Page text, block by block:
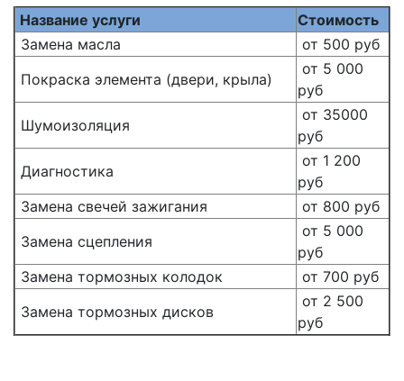
Название услуги
Стоимость
Замена масла
от 500 руб
Покраска элемента (двери, крыла)
от 5 000
руб
Шумоизоляция
от 35000
руб
Диагностика
от 1 200
руб
Замена свечей зажигания
от 800 руб
Замена сцепления
от 5 000
руб
Замена тормозных колодок
от 700 руб
Замена тормозных дисков
от 2 500
руб